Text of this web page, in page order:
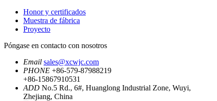
Honor y certificados
Muestra de fábrica
Proyecto
Póngase en contacto con nosotros
Email sales@xcwjc.com
PHONE +86-579-87988219
+86-15867910531
ADD No.5 Rd., 6#, Huanglong Industrial Zone, Wuyi,
Zhejiang, China